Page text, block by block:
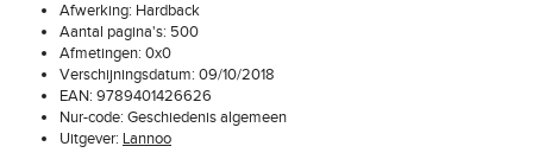
Afwerking: Hardback
Aantal pagina's: 500
Afmetingen: 0x0
Verschijningsdatum: 09/10/2018
EAN: 9789401426626
Nur-code: Geschiedenis algemeen
Uitgever: Lannoo